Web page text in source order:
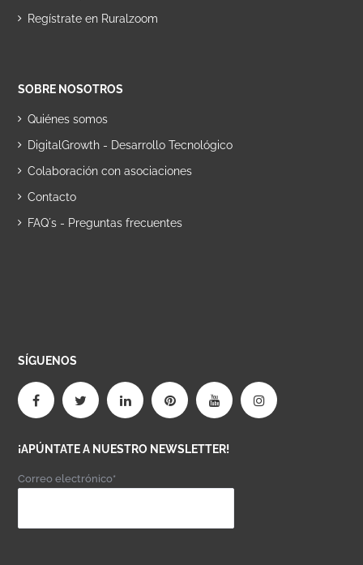
Regístrate en Ruralzoom
SOBRE NOSOTROS
Quiénes somos
DigitalGrowth - Desarrollo Tecnológico
Colaboración con asociaciones
Contacto
FAQ´s - Preguntas frecuentes
SÍGUENOS
¡APÚNTATE A NUESTRO NEWSLETTER!
Correo electrónico*